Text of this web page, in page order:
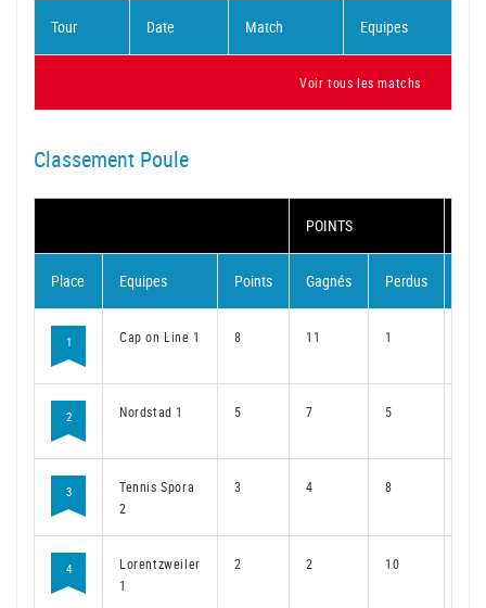
Tour Date Match Equipes
Voir tous les matchs
Classement Poule
POINTS
Place Equipes Points Gagnés Perdus
1 Cap on Line 1 8 11 1
2 Nordstad 1 5 7 5
3
Tennis Spora
2
3 4 8
4
Lorentzweiler
1
2 2 10